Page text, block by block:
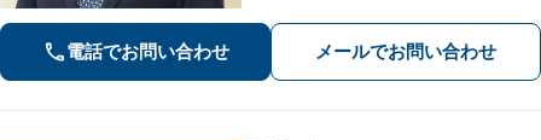
ことで、仕事帰りや急な事態でも相談
に行きやすくなります。法律トラブル
は「地域密着」の当事務所にご相談く
ださい。
電話でお問い合わせ メールでお問い合わせ